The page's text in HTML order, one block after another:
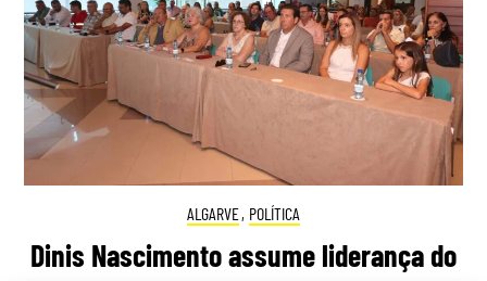
ALGARVE, POLÍTICA
Dinis Nascimento assume liderança do